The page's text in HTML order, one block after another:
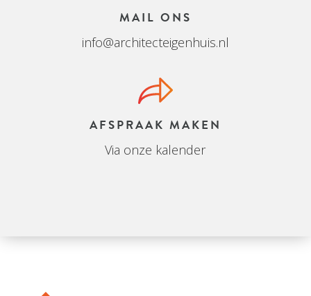
MAIL ONS
info@architecteigenhuis.nl
AFSPRAAK MAKEN
Via onze kalender